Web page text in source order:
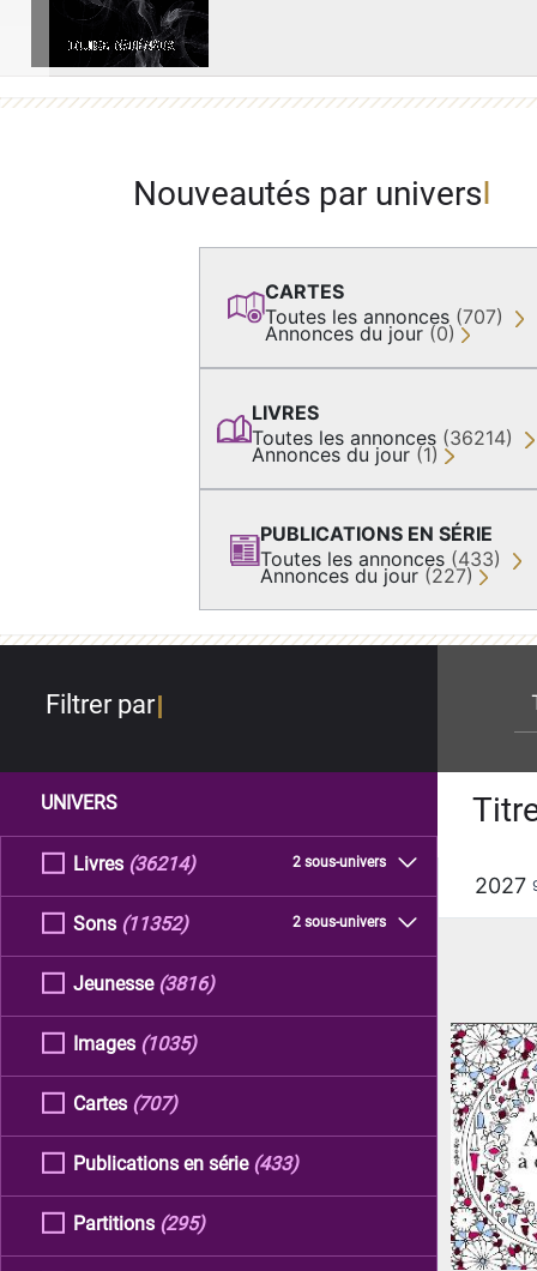
Nouveautés par univers
CARTES
Toutes les annonces (707)
Annonces du jour (0)
LIVRES
Toutes les annonces (36214)
Annonces du jour (1)
PUBLICATIONS EN SÉRIE
Toutes les annonces (433)
Annonces du jour (227)
Filtrer par
UNIVERS
Livres 2 sous-univers
(36214)
Sons 2 sous-univers
(11352)
Jeunesse (3816)
Images (1035)
Cartes (707)
Publications en série (433)
Partitions (295)
2027